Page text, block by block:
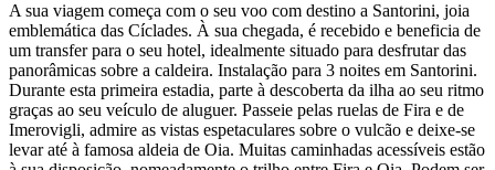
A sua viagem começa com o seu voo com destino a Santorini, joia
emblemática das Cíclades. À sua chegada, é recebido e beneficia de
um transfer para o seu hotel, idealmente situado para desfrutar das
panorâmicas sobre a caldeira. Instalação para 3 noites em Santorini.
Durante esta primeira estadia, parte à descoberta da ilha ao seu ritmo
graças ao seu veículo de aluguer. Passeie pelas ruelas de Fira e de
Imerovigli, admire as vistas espetaculares sobre o vulcão e deixe-se
levar até à famosa aldeia de Oia. Muitas caminhadas acessíveis estão